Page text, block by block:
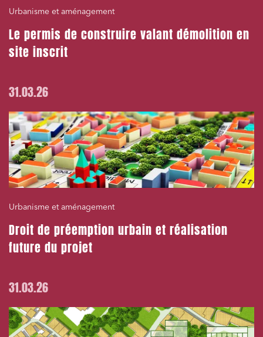
Urbanisme et aménagement
Le permis de construire valant démolition en
site inscrit
31.03.26
Urbanisme et aménagement
Droit de préemption urbain et réalisation
future du projet
31.03.26